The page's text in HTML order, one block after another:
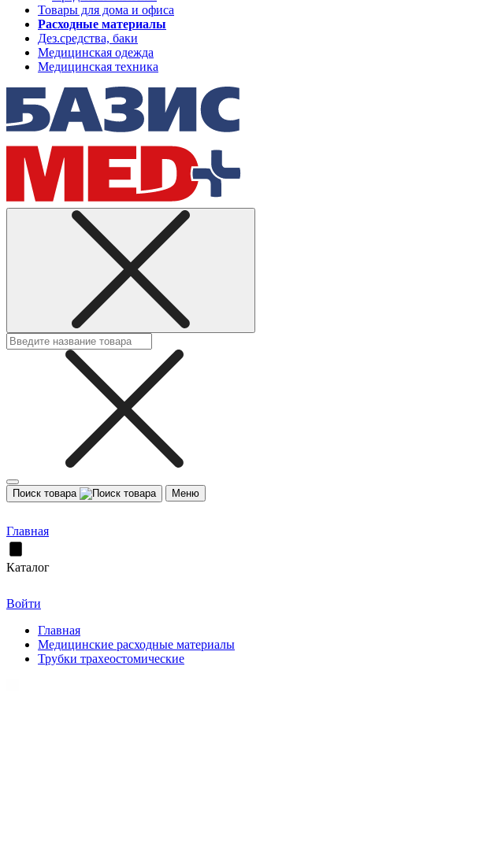
Товары для дома и офиса
Расходные материалы
Дез.средства, баки
Медицинская одежда
Медицинская техника
Поиск товара Меню
Главная
Каталог
Войти
Главная
Медицинские расходные материалы
Трубки трахеостомические